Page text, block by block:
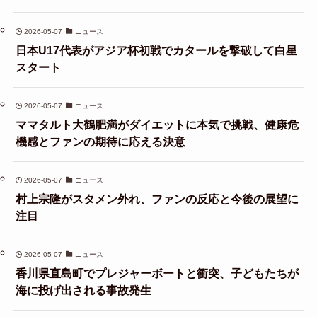
2026-05-07 ニュース
日本U17代表がアジア杯初戦でカタールを撃破して白星
スタート
2026-05-07 ニュース
ママタルト大鶴肥満がダイエットに本気で挑戦、健康危
機感とファンの期待に応える決意
2026-05-07 ニュース
村上宗隆がスタメン外れ、ファンの反応と今後の展望に
注目
2026-05-07 ニュース
香川県直島町でプレジャーボートと衝突、子どもたちが
海に投げ出される事故発生